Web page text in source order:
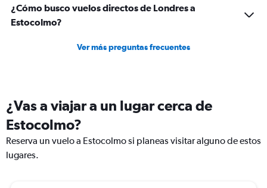
¿Cómo busco vuelos directos de Londres a
Estocolmo?
Ver más preguntas frecuentes
¿Vas a viajar a un lugar cerca de
Estocolmo?
Reserva un vuelo a Estocolmo si planeas visitar alguno de estos
lugares.